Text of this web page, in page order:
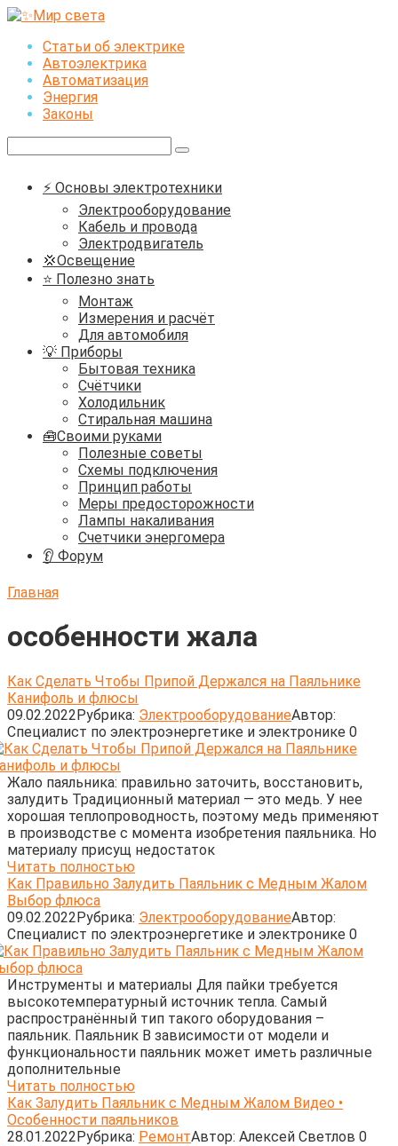
Перейти
контентуСтатьи об электрике
Автоэлектрика
Автоматизация
Энергия
Законы
⚡ Основы электротехники
Электрооборудование
Кабель и провода
Электродвигатель
💢Освещение
⭐ Полезно знать
Монтаж
Измерения и расчёт
Для автомобиля
💡 Приборы
Бытовая техника
Счётчики
Холодильник
Стиральная машина
🧰Своими руками
Полезные советы
Схемы подключения
Принцип работы
Меры предосторожности
Лампы накаливания
Счетчики энергомера
👂 Форум
Главная
особенности жала
Как Сделать Чтобы Припой Держался на Паяльнике
Канифоль и флюсы
09.02.2022Рубрика: ЭлектрооборудованиеАвтор:
Cпециалист по электроэнергетике и электронике 0
Жало паяльника: правильно заточить, восстановить,
залудить Традиционный материал — это медь. У нее
хорошая теплопроводность, поэтому медь применяют
в производстве с момента изобретения паяльника. Но
материалу присущ недостаток
Читать полностью
Как Правильно Залудить Паяльник с Медным Жалом
Выбор флюса
09.02.2022Рубрика: ЭлектрооборудованиеАвтор:
Cпециалист по электроэнергетике и электронике 0
Инструменты и материалы Для пайки требуется
высокотемпературный источник тепла. Самый
распространённый тип такого оборудования –
паяльник. Паяльник В зависимости от модели и
функциональности паяльник может иметь различные
дополнительные
Читать полностью
Как Залудить Паяльник с Медным Жалом Видео •
Особенности паяльников
28.01.2022Рубрика: РемонтАвтор: Алексей Светлов 0